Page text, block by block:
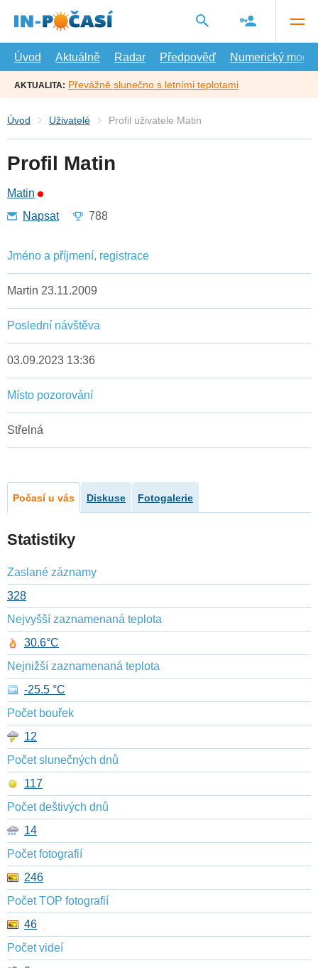
hlavní
Úvod
Aktuálně Radar Předpověď Numerický model
AKTUALITA: Převážně slunečno s letními teplotami
Úvod Uživatelé Profil uživatele Matin
Profil Matin
Matin
Napsat
788
Jméno a příjmení, registrace
Martin 23.11.2009
Poslední návštěva
03.09.2023 13:36
Místo pozorování
Střelná
Počasí u vás Diskuse Fotogalerie
Statistiky
Zaslané záznamy
328
Nejvyšší zaznamenaná teplota
30.6°C
Nejnižší zaznamenaná teplota
-25.5 °C
Počet bouřek
12
Počet slunečných dnů
117
Počet deštivých dnů
14
Počet fotografií
246
Počet TOP fotografií
46
Počet videí